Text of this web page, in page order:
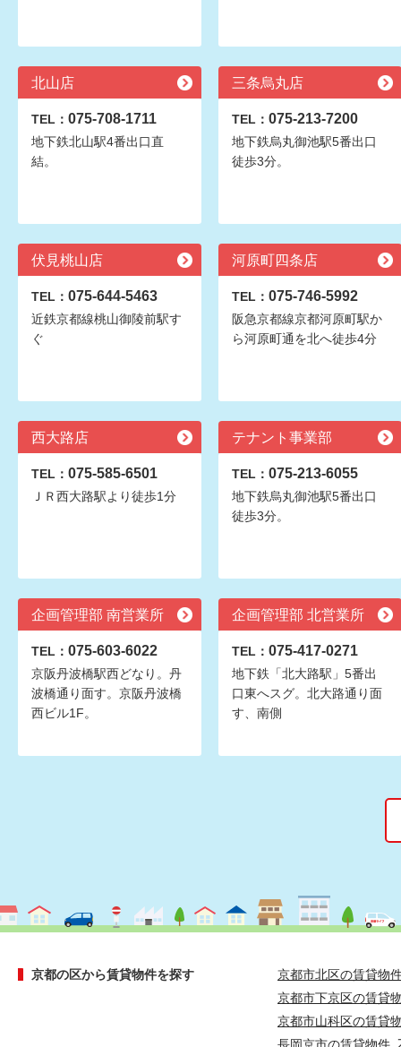
北山店
TEL： 075-708-1711
地下鉄北山駅4番出口直
結。
三条烏丸店
TEL： 075-213-7200
地下鉄烏丸御池駅5番出口
徒歩3分。
伏見桃山店
TEL： 075-644-5463
近鉄京都線桃山御陵前駅す
ぐ
河原町四条店
TEL： 075-746-5992
阪急京都線京都河原町駅か
ら河原町通を北へ徒歩4分
西大路店
TEL： 075-585-6501
ＪＲ西大路駅より徒歩1分
テナント事業部
TEL： 075-213-6055
地下鉄烏丸御池駅5番出口
徒歩3分。
企画管理部 南営業所
TEL： 075-603-6022
京阪丹波橋駅西どなり。丹
波橋通り面す。京阪丹波橋
西ビル1F。
企画管理部 北営業所
TEL： 075-417-0271
地下鉄「北大路駅」5番出
口東へスグ。北大路通り面
す、南側
京都の区から賃貸物件を探す
京都市北区の賃貸物
京都市下京区の賃貸
京都市山科区の賃貸